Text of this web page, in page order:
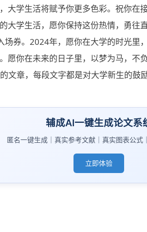
大学生活将赋予你更多色彩。祝你在
大学生活，愿你保持这份热情，勇往
场券。2024年，愿你在大学的时光里
愿你在未来的日子里，以梦为马，不
文章，每段文字都是对大学新生的
辅成AI一键生成论文系
匿名一键生成｜真实参考文献｜真实图表公式
立即体验